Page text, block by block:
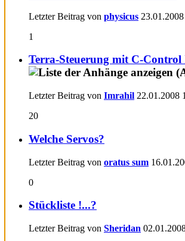
Letzter Beitrag von physicus 23.01.2008
1
Terra-Steuerung mit C-Control
Letzter Beitrag von Imrahil 22.01.2008
20
Welche Servos?
Letzter Beitrag von oratus sum
0
Stückliste !...?
Letzter Beitrag von Sheridan